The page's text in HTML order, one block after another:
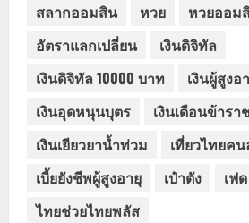
สลากออมสิน
หวย หวยออม
อัตราแลกเปลี่ยน
เงินดิจิทัล
เงินดิจิทัล 10000 บาท
เงินผู้สูงอ
เงินอุดหนุนบุตร
เงินเดือนข้ารา
เงินเยียวยาน้ำท่วม
เที่ยวไทยค
เบี้ยยังชีพผู้สูงอายุ
เป๋าตัง
เฟด
ไทยช่วยไทยพลัส